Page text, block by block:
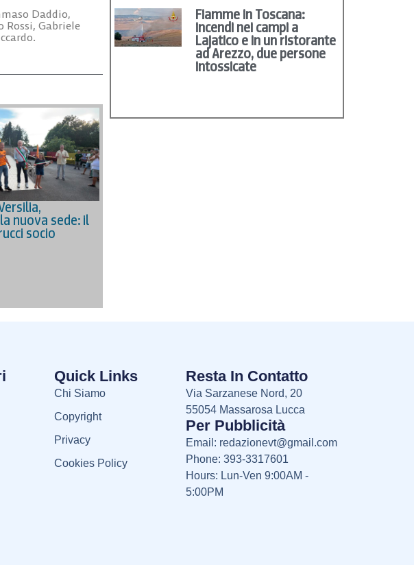
Daddio,
Gabriele
nuova sede: il
socio
Fiamme in Toscana:
incendi nei campi a
Lajatico e in un ristorante
ad Arezzo, due persone
intossicate
Quick Links
Chi Siamo
Copyright
Privacy
Cookies Policy
Resta In Contatto
Via Sarzanese Nord, 20
55054 Massarosa Lucca
Per Pubblicità
Email: redazionevt@gmail.com
Phone: 393-3317601
Hours: Lun-Ven 9:00AM -
5:00PM